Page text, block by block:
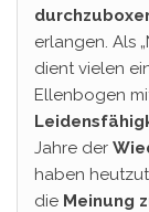
erlangen. Als
dient vielen
Ellenbogen
Jahre der
haben
die Meinung